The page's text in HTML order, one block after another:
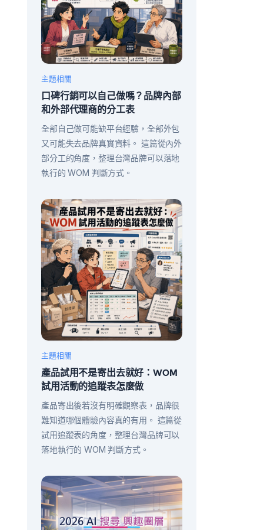
主題相關
口碑行銷可以自己做嗎？品牌內部
和外部代理商的分工表
全部自己做可能缺平台經驗，全部外包
又可能失去品牌真實資料。 這篇從內外
部分工的角度，整理台灣品牌可以落地
執行的 WOM 判斷方式。
主題相關
產品試用不是寄出去就好：WOM
試用活動的追蹤表怎麼做
產品寄出後若沒有明確觀察表，品牌很
難知道哪個體驗內容真的有用。 這篇從
試用追蹤表的角度，整理台灣品牌可以
落地執行的 WOM 判斷方式。